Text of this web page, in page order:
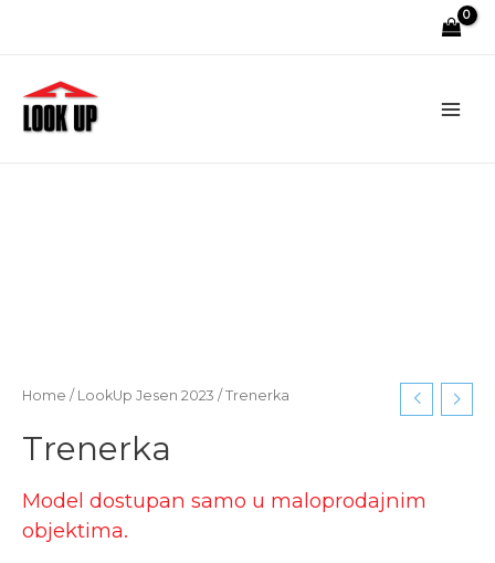
Home / LookUp Jesen 2023 / Trenerka
Trenerka
Model dostupan samo u maloprodajnim
objektima.